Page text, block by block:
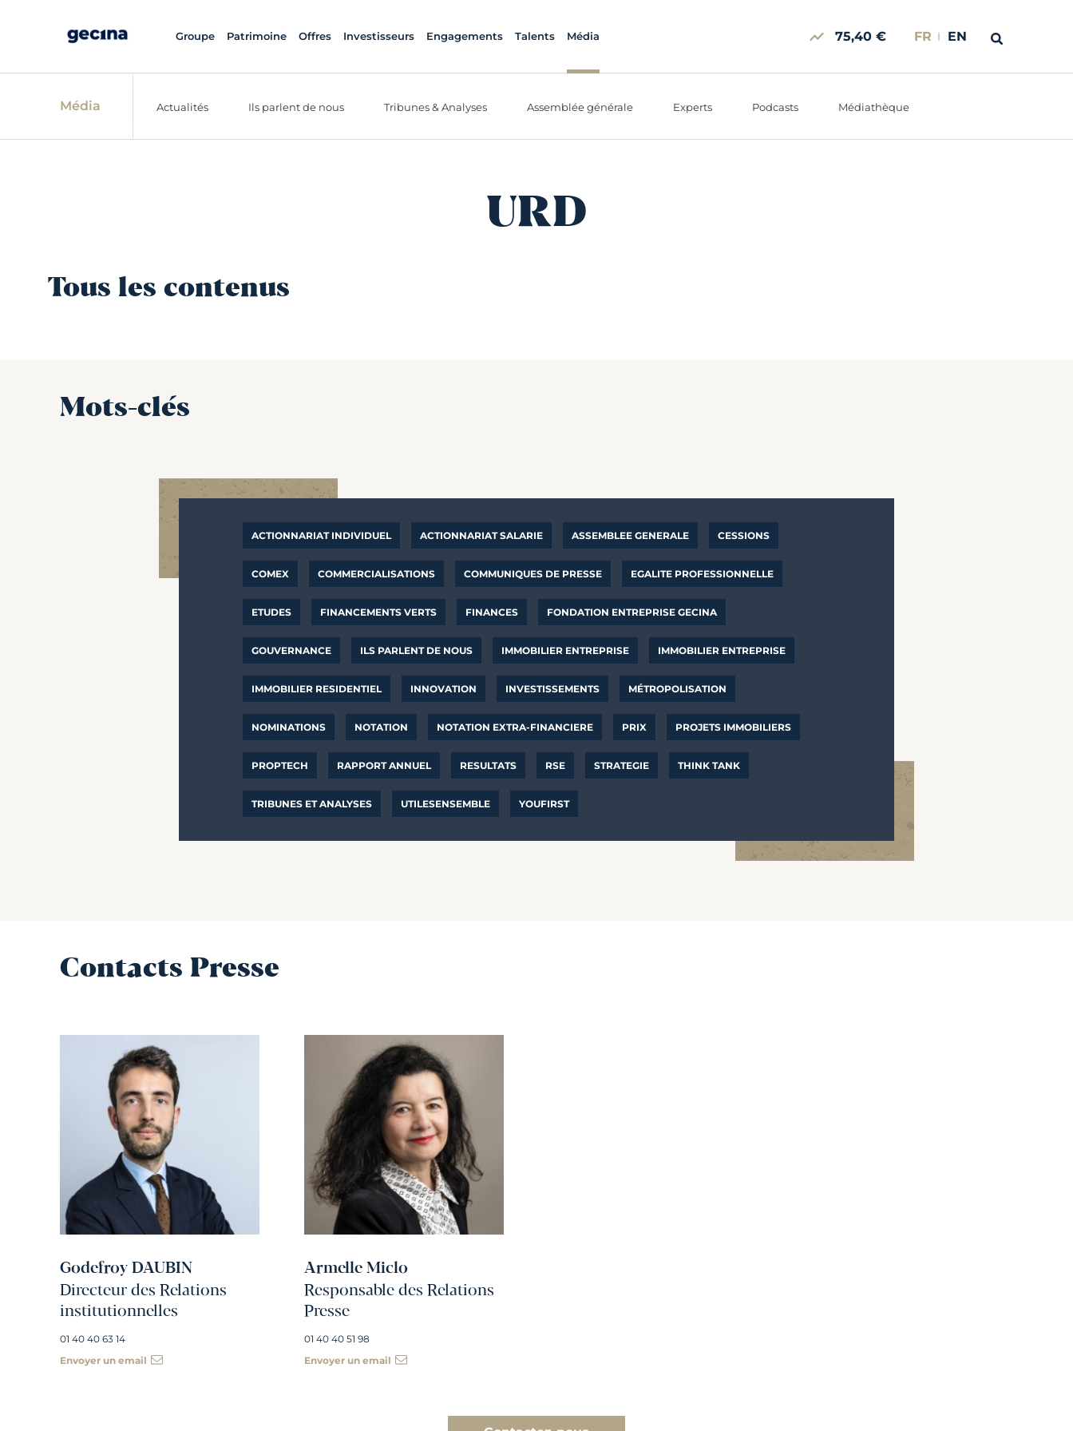
Groupe Patrimoine Offres Investisseurs Engagements Talents Média 75,40 € FR EN
Média Actualités Ils parlent de nous Tribunes & Analyses Assemblée générale Experts Podcasts Médiathèque
URD
Tous les contenus
Mots-clés
ACTIONNARIAT INDIVIDUEL ACTIONNARIAT SALARIE ASSEMBLEE GENERALE CESSIONS
COMEX COMMERCIALISATIONS COMMUNIQUES DE PRESSE EGALITE PROFESSIONNELLE
ETUDES FINANCEMENTS VERTS FINANCES FONDATION ENTREPRISE GECINA
GOUVERNANCE ILS PARLENT DE NOUS IMMOBILIER ENTREPRISE IMMOBILIER ENTREPRISE
IMMOBILIER RESIDENTIEL INNOVATION INVESTISSEMENTS MÉTROPOLISATION
NOMINATIONS NOTATION NOTATION EXTRA-FINANCIERE PRIX PROJETS IMMOBILIERS
PROPTECH RAPPORT ANNUEL RESULTATS RSE STRATEGIE THINK TANK
TRIBUNES ET ANALYSES UTILESENSEMBLE YOUFIRST
Contacts Presse
Godefroy DAUBIN
Directeur des Relations
institutionnelles
01 40 40 63 14
Envoyer un email
Armelle Miclo
Responsable des Relations
Presse
01 40 40 51 98
Envoyer un email